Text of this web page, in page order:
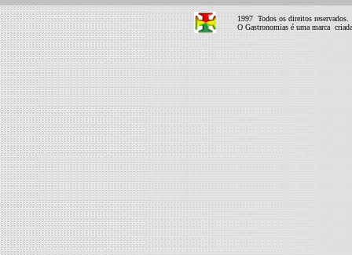
1997 Todos os direitos reservados.
O Gastronomias é uma marca